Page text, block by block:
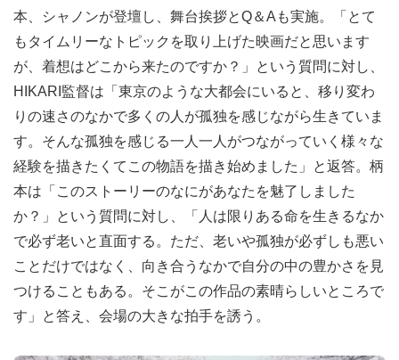
本、シャノンが登壇し、舞台挨拶とQ＆Aも実施。「とて
もタイムリーなトピックを取り上げた映画だと思います
が、着想はどこから来たのですか？」という質問に対し、
HIKARI監督は「東京のような大都会にいると、移り変わ
りの速さのなかで多くの人が孤独を感じながら生きていま
す。そんな孤独を感じる一人一人がつながっていく様々な
経験を描きたくてこの物語を描き始めました」と返答。柄
本は「このストーリーのなにがあなたを魅了しました
か？」という質問に対し、「人は限りある命を生きるなか
で必ず老いと直面する。ただ、老いや孤独が必ずしも悪い
ことだけではなく、向き合うなかで自分の中の豊かさを見
つけることもある。そこがこの作品の素晴らしいところで
す」と答え、会場の大きな拍手を誘う。